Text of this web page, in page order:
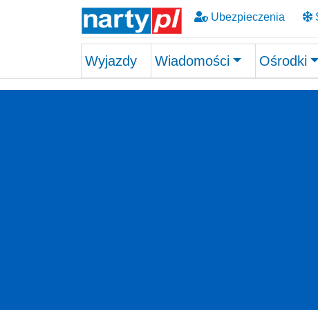
Ubezpieczenia
Wyjazdy Wiadomości Ośrodki